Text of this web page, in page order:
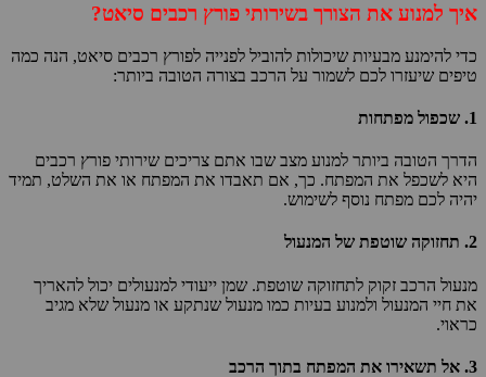
איך למנוע את הצורך בשירותי פורץ רכבים סיאט?
כדי להימנע מבעיות שיכולות להוביל לפנייה לפורץ רכבים סיאט, הנה כמה
טיפים שיעזרו לכם לשמור על הרכב בצורה הטובה ביותר:
1. שכפול מפתחות
הדרך הטובה ביותר למנוע מצב שבו אתם צריכים שירותי פורץ רכבים
היא לשכפל את המפתח. כך, אם תאבדו את המפתח או את השלט, תמיד
יהיה לכם מפתח נוסף לשימוש.
2. תחזוקה שוטפת של המנעול
מנעול הרכב זקוק לתחזוקה שוטפת. שמן ייעודי למנעולים יכול להאריך
את חיי המנעול ולמנוע בעיות כמו מנעול שנתקע או מנעול שלא מגיב
כראוי.
3. אל תשאירו את המפתח בתוך הרכב